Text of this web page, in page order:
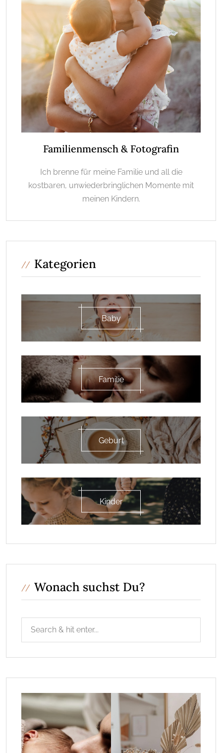
Familienmensch & Fotografin
Ich brenne für meine Familie und all die
kostbaren, unwiederbringlichen Momente mit
meinen Kindern.
Kategorien
Baby
Familie
Geburt
Kinder
Wonach suchst Du?